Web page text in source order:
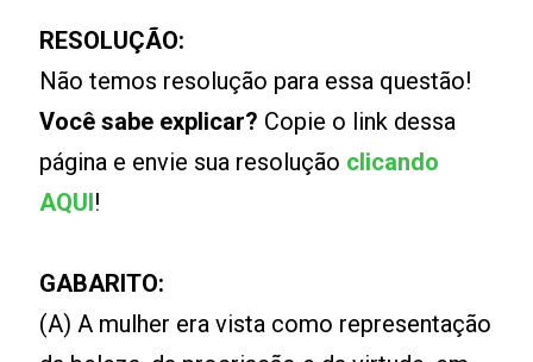
RESOLUÇÃO:
Não temos resolução para essa questão!
Você sabe explicar? Copie o link dessa
página e envie sua resolução clicando
AQUI!
GABARITO:
(A) A mulher era vista como representação